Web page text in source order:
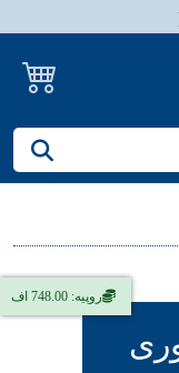
روپیه: 748.00 اف